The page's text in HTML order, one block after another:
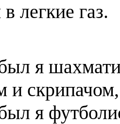
легкие газ.
я
и скрипачом,
я